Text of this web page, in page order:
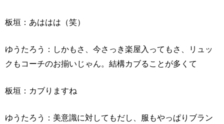
板垣：あははは（笑）
ゆうたろう：しかもさ、今さっき楽屋入ってもさ、リュッ
クもコーチのお揃いじゃん。結構カブることが多くて
板垣：カブりますね
ゆうたろう：美意識に対してもだし、服もやっぱりブラン